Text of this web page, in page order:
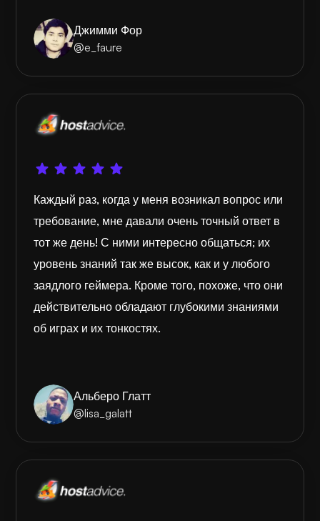
Джимми Фор
@e_faure
Каждый раз, когда у меня возникал вопрос или
требование, мне давали очень точный ответ в
тот же день! С ними интересно общаться; их
уровень знаний так же высок, как и у любого
заядлого геймера. Кроме того, похоже, что они
действительно обладают глубокими знаниями
об играх и их тонкостях.
Альберо Глатт
@lisa_galatt